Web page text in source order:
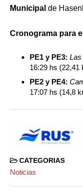
Municipal de
Cronograma para
PE1 y PE3: Las
16:29 hs (22,41
PE2 y PE4:
17:07 hs (14,8
CATEGORIAS
Noticias